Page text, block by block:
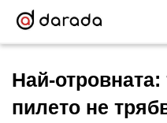
Най-отровната:
пилето не